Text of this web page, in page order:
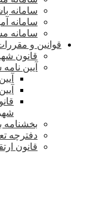
سامانه
سامانه
سامانه
قوانین و
قانون
آیین
بخشنامه بودجه
دفترچه
قانون